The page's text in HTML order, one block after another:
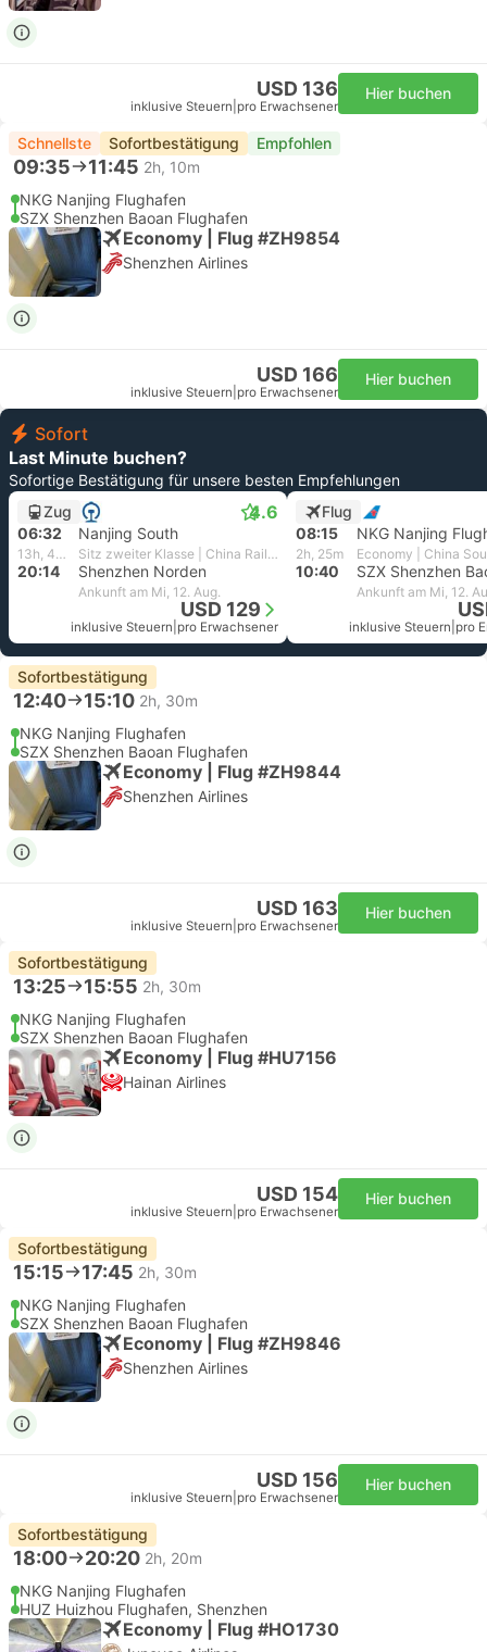
USD 136
inklusive Steuern pro Erwachsener
Hier buchen
Schnellste Sofortbestätigung Empfohlen
09:35 11:45 2h, 10m
NKG Nanjing Flughafen
SZX Shenzhen Baoan Flughafen
Economy | Flug #ZH9854
Shenzhen Airlines
USD 166
inklusive Steuern pro Erwachsener
Hier buchen
Sofort
Last Minute buchen?
Sofortige Bestätigung für unsere besten Empfehlungen
Zug
4.6
06:32 Nanjing South
13h, 42m Sitz zweiter Klasse | China Railway
20:14 Shenzhen Norden
Ankunft am Mi, 12. Aug.
USD 129
inklusive Steuern pro Erwachsener
Flug
08:15
NKG Nanjing
2h, 25m
10:40
Ankunft am Mi, 12.
inklusive Steuern pro
Sofortbestätigung
12:40 15:10 2h, 30m
NKG Nanjing Flughafen
SZX Shenzhen Baoan Flughafen
Economy | Flug #ZH9844
Shenzhen Airlines
USD 163
inklusive Steuern pro Erwachsener
Hier buchen
Sofortbestätigung
13:25 15:55 2h, 30m
NKG Nanjing Flughafen
SZX Shenzhen Baoan Flughafen
Economy | Flug #HU7156
Hainan Airlines
USD 154
inklusive Steuern pro Erwachsener
Hier buchen
Sofortbestätigung
15:15 17:45 2h, 30m
NKG Nanjing Flughafen
SZX Shenzhen Baoan Flughafen
Economy | Flug #ZH9846
Shenzhen Airlines
USD 156
inklusive Steuern pro Erwachsener
Hier buchen
Sofortbestätigung
18:00 20:20 2h, 20m
NKG Nanjing Flughafen
HUZ Huizhou Flughafen, Shenzhen
Economy | Flug #HO1730